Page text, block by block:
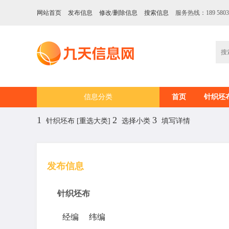
网站首页 发布信息 修改/删除信息 搜索信息 服务热线：189
信息分类 首页 针织坯
1 针织坯布 [重选大类] 2 选择小类 3 填写详情
发布信息
针织坯布
经编 纬编